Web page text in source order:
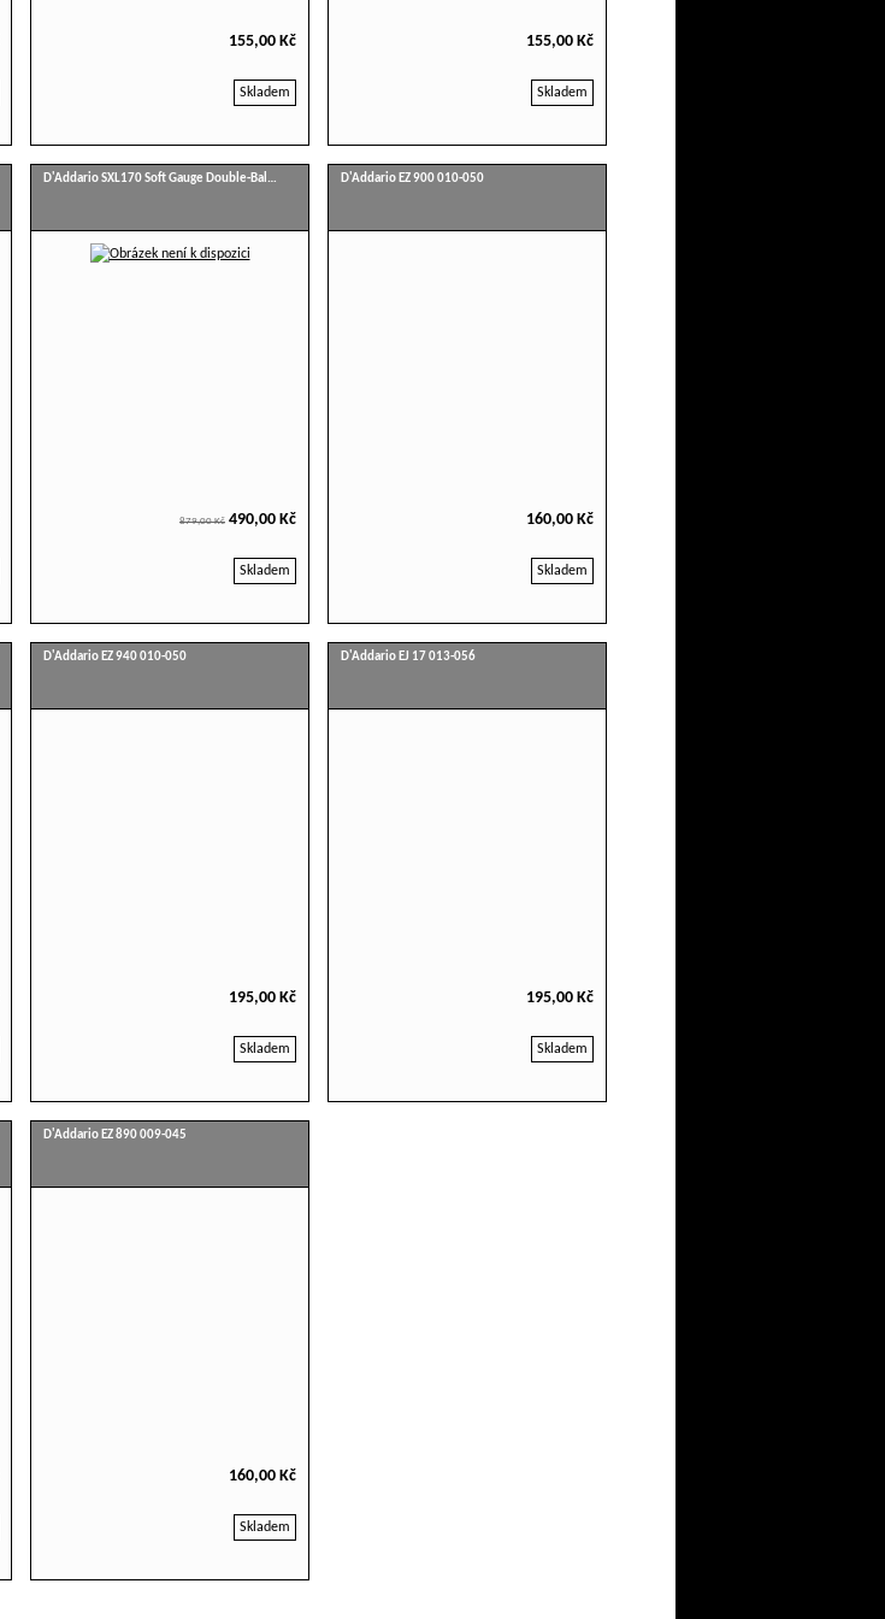
155,00 Kč
Skladem
155,00 Kč
Skladem
D'Addario SXL170 Soft Gauge Double-Bal…
879,00 Kč 490,00 Kč
Skladem
D'Addario EZ 900 010-050
160,00 Kč
Skladem
D'Addario EZ 940 010-050
195,00 Kč
Skladem
D'Addario EJ 17 013-056
195,00 Kč
Skladem
D'Addario EZ 890 009-045
160,00 Kč
Skladem